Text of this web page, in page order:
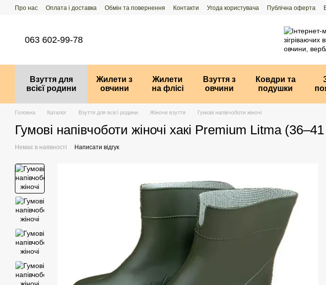
Перейти до основного контенту
Про нас Оплата і доставка Обмін та повернення Контакти Угода користувача Публічна оферта
063 602-99-78
Взуття для
всієї родини
Жилети з
овчини
Жилети
на флісі
Взуття з
овчини
Ковдри та
подушки
Головна Каталог Взуття для всієї родини Жіноче взуття Гумові напівчоботи жіночі
Гумові напівчоботи жіночі хакі Premium Litma
Немає в наявності Написати відгук